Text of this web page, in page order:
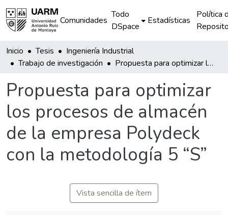
Comunidades
Todo
DSpace
Estadísticas
Política
Inicio Tesis
Ingeniería Industrial
Trabajo de investigación
Propuesta para optimizar los procesos de almacén de la empresa Polydeck con la metodología 5 “S”
Propuesta para optimizar
los procesos de almacén
de la empresa Polydeck
con la metodología 5 “S”
Vista sencilla de ítem